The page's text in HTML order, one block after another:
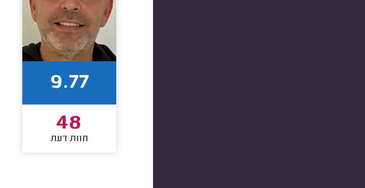
9.77
48
חוות דעת